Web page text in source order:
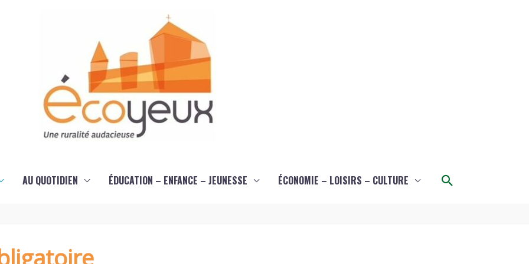
AU QUOTIDIEN ÉDUCATION – ENFANCE – JEUNESSE ÉCONOMIE – LOISIRS – CULTURE Rechercher